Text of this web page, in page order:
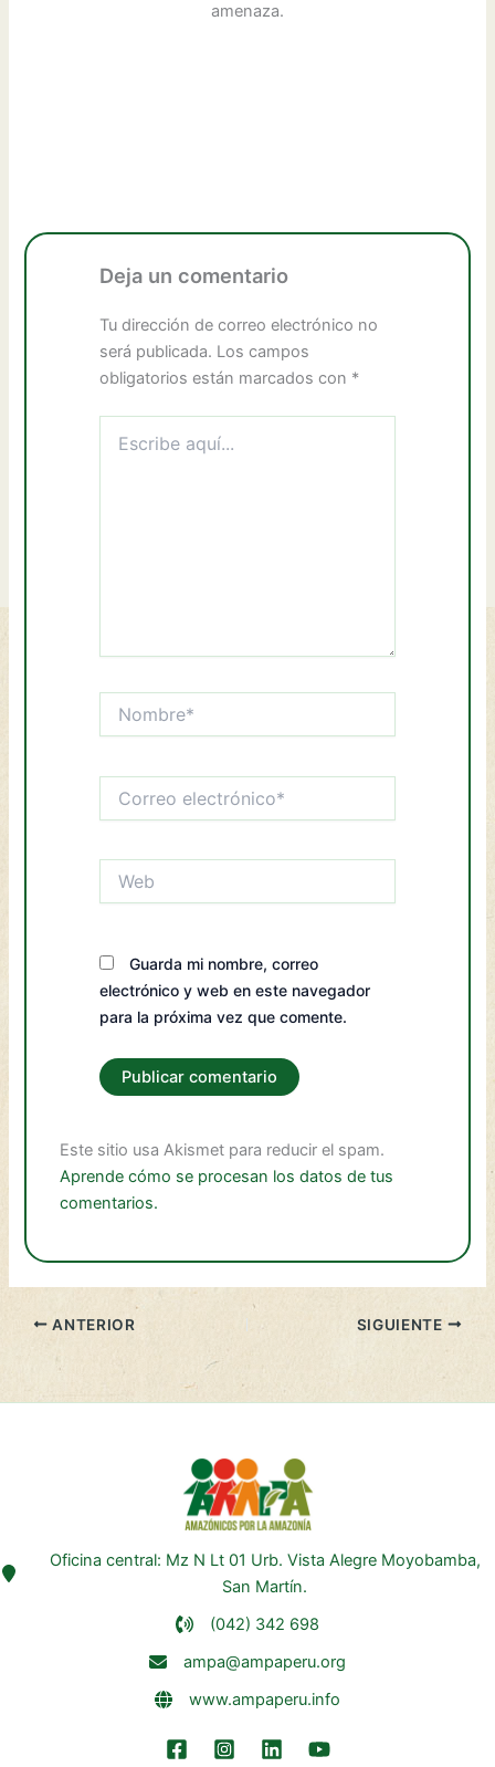
amenaza.
Deja un comentario
Tu dirección de correo electrónico no
será publicada. Los campos
obligatorios están marcados con *
aquí...
electrónico*
Guarda mi nombre, correo
electrónico y web en este navegador
para la próxima vez que comente.
Este sitio usa Akismet para reducir el spam.
Aprende cómo se procesan los datos de tus
comentarios.
ANTERIOR SIGUIENTE
Oficina central: Mz N Lt 01 Urb. Vista Alegre Moyobamba,
San Martín.
(042) 342 698
ampa@ampaperu.org
www.ampaperu.info